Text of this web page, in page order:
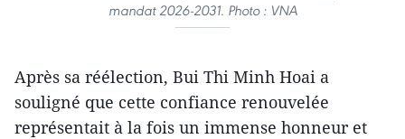
mandat 2026-2031. Photo : VNA
Après sa réélection, Bui Thi Minh Hoai a
souligné que cette confiance renouvelée
représentait à la fois un immense honneur et